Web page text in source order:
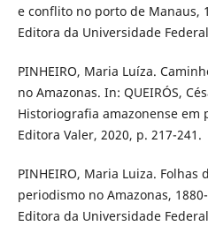
e conflito no porto de Manaus,
Editora da Universidade
PINHEIRO, Maria Luíza.
no Amazonas. In: QUEIRÓS,
Historiografia amazonense em
Editora Valer, 2020, p. 217-241.
PINHEIRO, Maria Luiza.
periodismo no Amazonas,
Editora da Universidade